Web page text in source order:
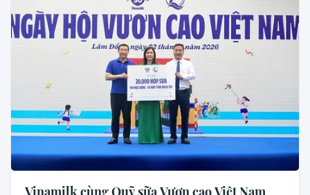
Vinamilk cùng Quỹ sữa Vươn cao Việt Nam